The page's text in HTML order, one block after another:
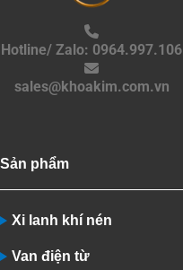
Hotline/ Zalo: 0964.997.106
sales@khoakim.com.vn
Sản phẩm
Xi lanh khí nén
Van điện từ